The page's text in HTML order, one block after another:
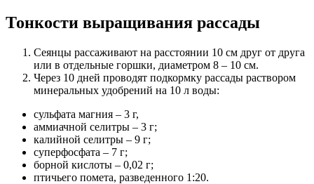
Тонкости выращивания рассады
Сеянцы рассаживают на расстоянии 10 см друг от друга
или в отдельные горшки, диаметром 8 – 10 см.
Через 10 дней проводят подкормку рассады раствором
минеральных удобрений на 10 л воды:
сульфата магния – 3 г,
аммиачной селитры – 3 г;
калийной селитры – 9 г;
суперфосфата – 7 г;
борной кислоты – 0,02 г;
птичьего помета, разведенного 1:20.